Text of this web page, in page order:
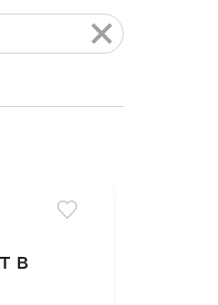
в